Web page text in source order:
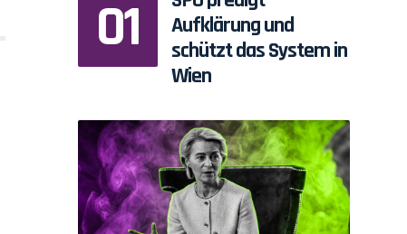
Aufklärung und
schützt das System in
Wien